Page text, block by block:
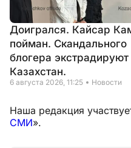
Доигрался. Кайсар
пойман. Скандального
блогера экстрадируют
Казахстан.
6 августа 2026, 11:25 Новости
Наша редакция
СМИ».